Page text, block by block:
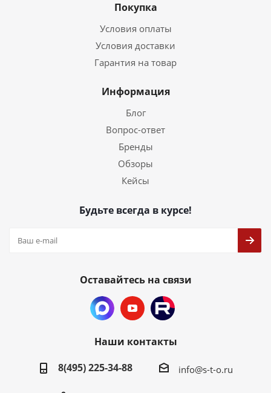
Покупка
Условия оплаты
Условия доставки
Гарантия на товар
Информация
Блог
Вопрос-ответ
Бренды
Обзоры
Кейсы
Будьте всегда в курсе!
Оставайтесь на связи
Наши контакты
8(495) 225-34-88
info@s-t-o.ru